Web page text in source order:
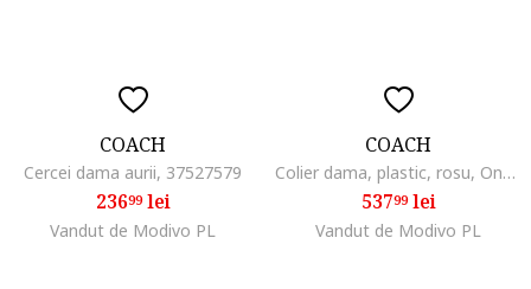
COACH
Cercei dama aurii, 37527579
23699lei
Vandut de Modivo PL
COACH
Colier dama, plastic, rosu, One Size INTL
53799lei
Vandut de Modivo PL